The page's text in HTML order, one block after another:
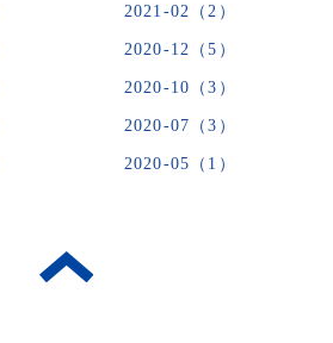
2021-02（2）
2020-12（5）
2020-10（3）
2020-07（3）
2020-05（1）